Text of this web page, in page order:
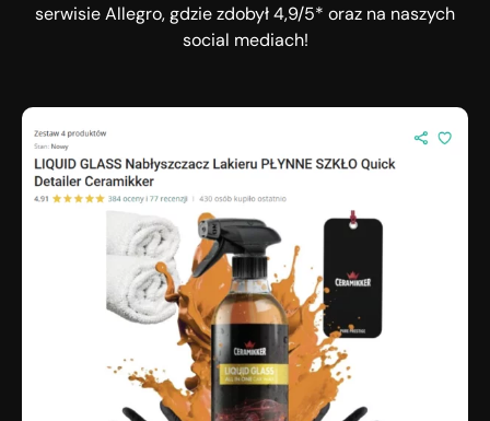
serwisie Allegro, gdzie zdobył 4,9/5* oraz na naszych
social mediach!